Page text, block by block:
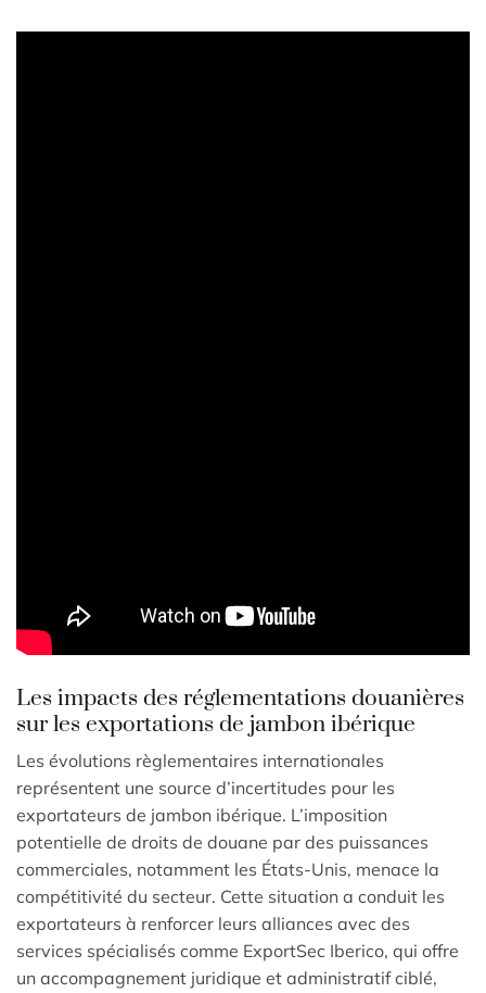
Les impacts des réglementations douanières
sur les exportations de jambon ibérique
Les évolutions règlementaires internationales
représentent une source d’incertitudes pour les
exportateurs de jambon ibérique. L’imposition
potentielle de droits de douane par des puissances
commerciales, notamment les États-Unis, menace la
compétitivité du secteur. Cette situation a conduit les
exportateurs à renforcer leurs alliances avec des
services spécialisés comme ExportSec Iberico, qui offre
un accompagnement juridique et administratif ciblé,